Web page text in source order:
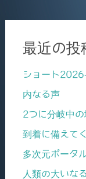
最近の投
ショート
内なる声
2つに分岐中の
到着に備えて
多次元ポータ
人類の大いな